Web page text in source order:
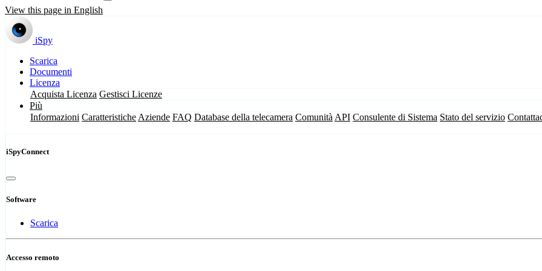
View this page in English
iSpy
Scarica
Documenti
Licenza
Acquista Licenza Gestisci Licenze
Più
Informazioni Caratteristiche Aziende FAQ Database della telecamera Comunità API Consulente di Sistema Stato del servizio
iSpyConnect
Software
Scarica
Accesso remoto